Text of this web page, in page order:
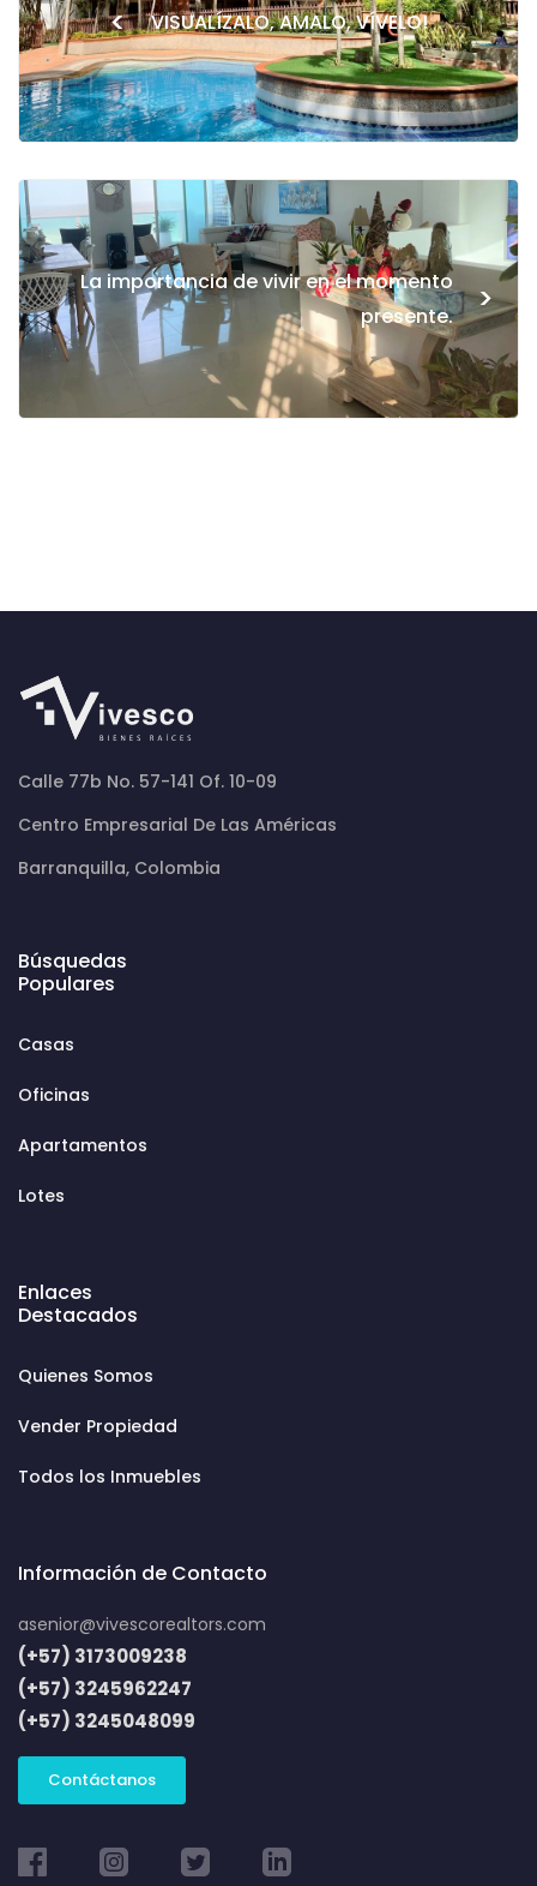
< VISUALÍZALO, AMALO, VÍVELO!
La importancia de vivir en el momento
presente.
>
Calle 77b No. 57-141 Of. 10-09
Centro Empresarial De Las Américas
Barranquilla, Colombia
Búsquedas
Populares
Casas
Oficinas
Apartamentos
Lotes
Enlaces
Destacados
Quienes Somos
Vender Propiedad
Todos los Inmuebles
Información de Contacto
asenior@vivescorealtors.com
(+57) 3173009238
(+57) 3245962247
(+57) 3245048099
Contáctanos